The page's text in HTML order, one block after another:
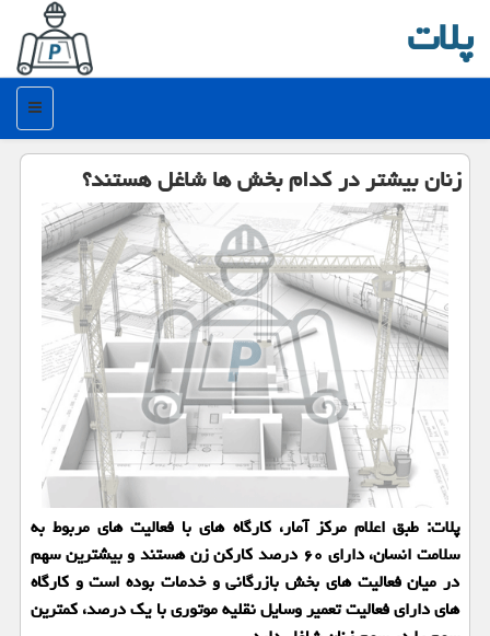
پلات
منو
زنان بیشتر در كدام بخش ها شاغل هستند؟
پلات: طبق اعلام مركز آمار، كارگاه های با فعالیت های مربوط به
سلامت انسان، دارای ۶۰ درصد كاركن زن هستند و بیشترین سهم
در میان فعالیت های بخش بازرگانی و خدمات بوده است و كارگاه
های دارای فعالیت تعمیر وسایل نقلیه موتوری با یك درصد، كمترین